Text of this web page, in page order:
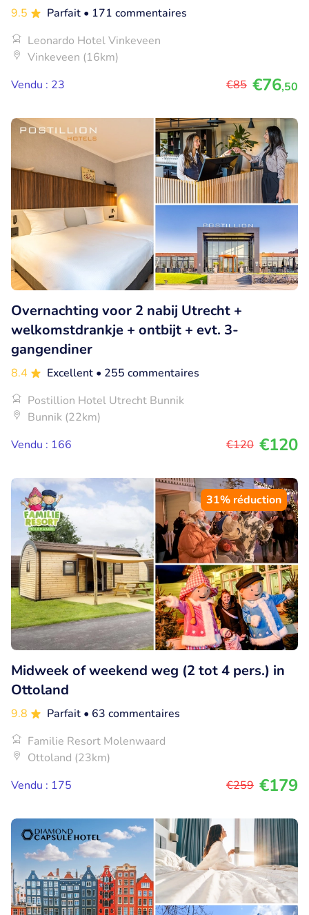
9.5 Parfait • 171 commentaires
Leonardo Hotel Vinkeveen
Vinkeveen (16km)
Vendu : 23
€85 €76,50
Overnachting voor 2 nabij Utrecht +
welkomstdrankje + ontbijt + evt. 3-
gangendiner
8.4 Excellent • 255 commentaires
Postillion Hotel Utrecht Bunnik
Bunnik (22km)
Vendu : 166
€120 €120
31% réduction
Midweek of weekend weg (2 tot 4 pers.) in
Ottoland
9.8 Parfait • 63 commentaires
Familie Resort Molenwaard
Ottoland (23km)
Vendu : 175
€259 €179